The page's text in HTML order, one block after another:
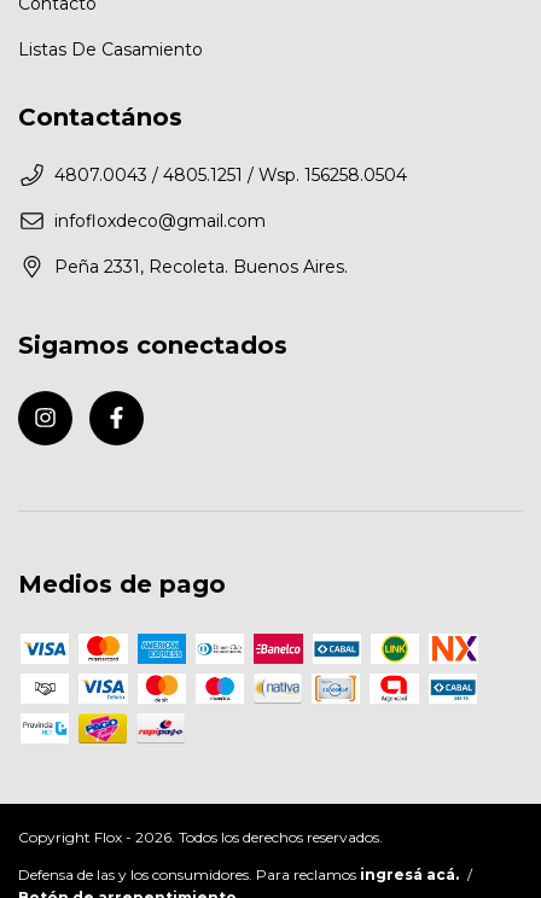
Listas De Casamiento
Contactános
4807.0043 / 4805.1251 / Wsp. 156258.0504
infofloxdeco@gmail.com
Peña 2331, Recoleta. Buenos Aires.
Sigamos conectados
Medios de pago
Copyright Flox - 2026. Todos los derechos reservados.
Defensa de las y los consumidores. Para reclamos ingresá acá. /